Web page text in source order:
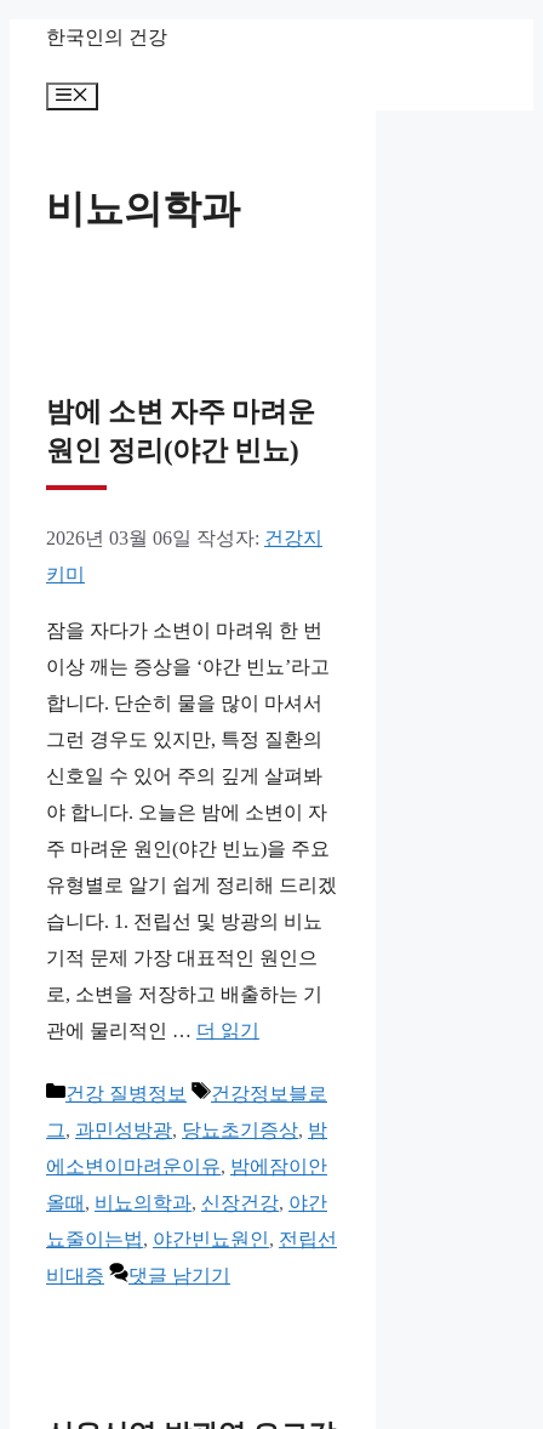
한국인의 건강
메
비뇨의학과
밤에 소변 자주 마려운
원인 정리(야간 빈뇨)
2026년 03월 06일 작성자: 건강지
키미
잠을 자다가 소변이 마려워 한 번
이상 깨는 증상을 ‘야간 빈뇨’라고
합니다. 단순히 물을 많이 마셔서
그런 경우도 있지만, 특정 질환의
신호일 수 있어 주의 깊게 살펴봐
야 합니다. 오늘은 밤에 소변이 자
주 마려운 원인(야간 빈뇨)을 주요
유형별로 알기 쉽게 정리해 드리겠
습니다. 1. 전립선 및 방광의 비뇨
기적 문제 가장 대표적인 원인으
로, 소변을 저장하고 배출하는 기
관에 물리적인 … 더 읽기
카
테
고
리
건강 질병정보
태
그
건강정보블로
그, 과민성방광, 당뇨초기증상, 밤
에소변이마려운이유, 밤에잠이안
올때 , 비뇨의학과, 신장건강, 야간
뇨줄이는법, 야간빈뇨원인, 전립선
비대증
댓글 남기기